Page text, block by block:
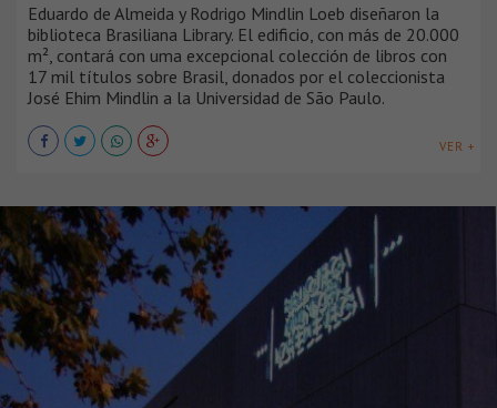
Eduardo de Almeida y Rodrigo Mindlin Loeb diseñaron la
biblioteca Brasiliana Library. El edificio, con más de 20.000
m², contará con uma excepcional colección de libros con
17 mil títulos sobre Brasil, donados por el coleccionista
José Ehim Mindlin a la Universidad de São Paulo.
VER +